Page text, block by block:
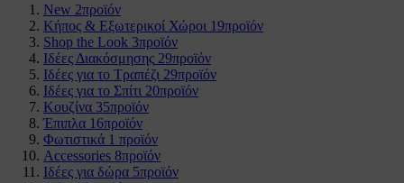
New 2προϊόν
Κήπος & Εξωτερικοί Χώροι 19προϊόν
Shop the Look 3προϊόν
Ιδέες Διακόσμησης 29προϊόν
Ιδέες για το Τραπέζι 29προϊόν
Ιδέες για το Σπίτι 20προϊόν
Κουζίνα 35προϊόν
Έπιπλα 16προϊόν
Φωτιστικά 1 προϊόν
Accessories 8προϊόν
Ιδέες για δώρα 5προϊόν